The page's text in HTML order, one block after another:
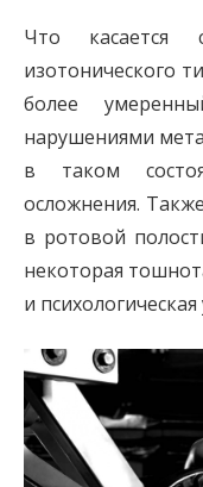
Что касается
изотонического
более
нарушениями
в таком
осложнения.
в ротовой
некоторая
и